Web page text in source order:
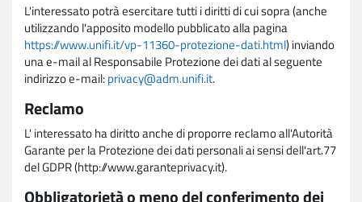
L'interessato potrà esercitare tutti i diritti di cui sopra (anche
utilizzando l'apposito modello pubblicato alla pagina
https://www.unifi.it/vp-11360-protezione-dati.html) inviando
una e-mail al Responsabile Protezione dei dati al seguente
indirizzo e-mail:privacy@adm.unifi.it.
Reclamo
L' interessato ha diritto anche di proporre reclamo all'Autorità
Garante per la Protezione dei dati personali ai sensi dell'art.77
del GDPR (http://www.garanteprivacy.it).
Obbligatorietà o meno del conferimento dei